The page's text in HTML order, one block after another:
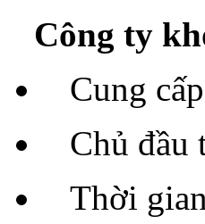
Công ty
Cung
Chủ đầu
Thời